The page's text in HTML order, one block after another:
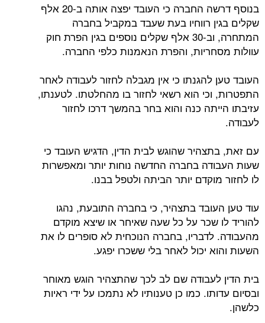
בנוסף דרשה החברה כי העובד יפצה אותה ב-20 אלף
שקלים בגין רווחיו בעת שעבד במקביל בחברה
המתחרה, וב-30 אלף שקלים נוספים בגין הפרת חוק
עוולות מסחריות, והפרת הנאמנות כלפי החברה.
העובד טען להגנתו כי אין מגבלה לחזור לעבודה לאחר
התפטרות, וכי הוא רשאי לחזור בו מהחלטתו. לטענתו,
עזיבתו הייתה כנה והוא בחר בהמשך דרכו לחזור
לעבודה.
עם זאת, בתצהיר שהוגש לבית הדין, הדגיש העובד כי
שעות העבודה בחברה החדשה נוחות יותר ומאפשרות
לו לחזור מוקדם יותר הביתה ולטפל בבנו.
עוד טען העובד בתצהיר, כי בחברה התובעת, נהגו
להוריד לו שכר על כל שעה שאיחר או שיצא מוקדם
מהעבודה. לדבריו, בחברה הנוכחית לא סופרים לו את
השעות והוא יכול לאחר בלי ששכרו יפגע.
בית הדין לעבודה שם לב לכך שהתצהיר הוגש מאוחר
ובסיום עדותו. כמו כן טענותיו לא נתמכו על ידי ראיות
כלשהן.